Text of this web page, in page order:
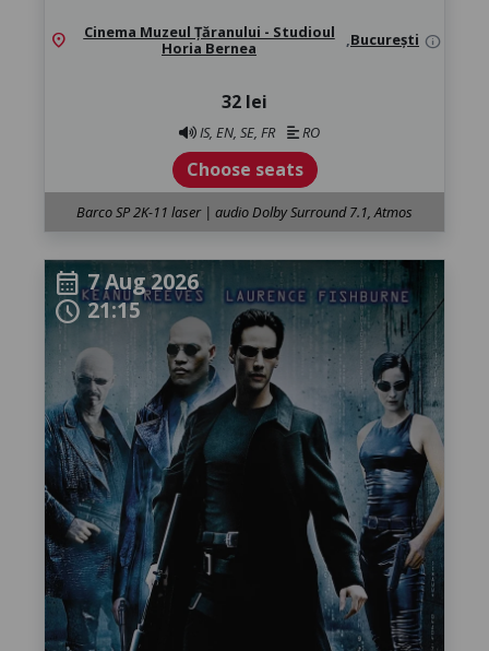
location_on
Cinema Muzeul Țăranului - Studioul
Horia Bernea
,București info
32 lei
IS, EN, SE, FR RO
Choose seats
Barco SP 2K-11 laser | audio Dolby Surround 7.1, Atmos
calendar_month 7 Aug 2026
schedule21:15